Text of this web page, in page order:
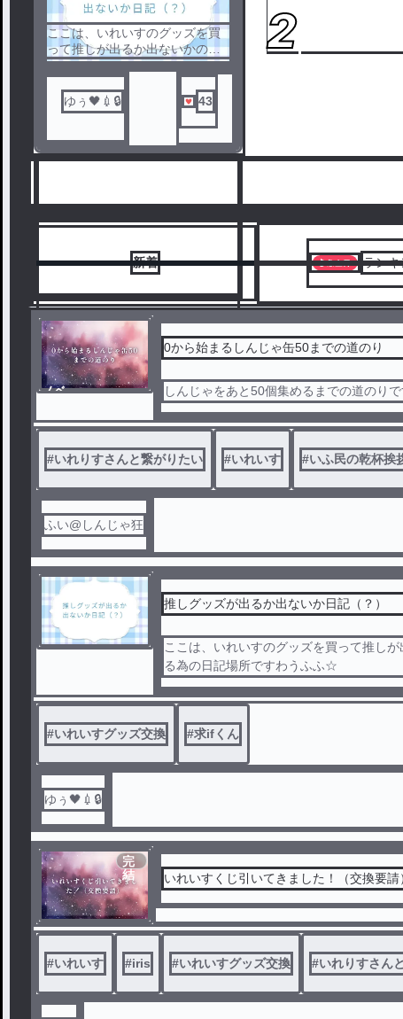
1 2
ここは、いれいすのグッズを買
って推しが出るか出ないかの運
を確かめる為の日記場所ですわ
うふふ☆
ゆぅ🖤💉️🔒
43
6
新着 ランキ
ノベ
0から始まるしんじゃ缶50までの道のり
しんじゃをあと50個集めるまでの道のりで
#いれりすさんと繋がりたい #いれいす #いふ民の乾杯挨
ふい@しんじゃ狂
推しグッズが出るか出ないか日記（？）
ここは、いれいすのグッズを買って推し
る為の日記場所ですわうふふ☆
#いれいすグッズ交換 #求ifくん
ゆぅ🖤💉️🔒
完
結
いれいすくじ引いてきました！（交換要請
#いれいす #iris #いれいすグッズ交換 #いれりすさん